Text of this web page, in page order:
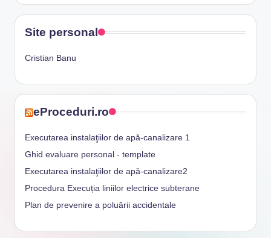
Site personal
Cristian Banu
eProceduri.ro
Executarea instalaţiilor de apă-canalizare 1
Ghid evaluare personal - template
Executarea instalaţiilor de apă-canalizare2
Procedura Execuția liniilor electrice subterane
Plan de prevenire a poluării accidentale